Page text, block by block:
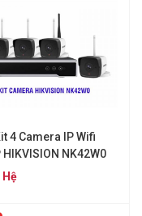
4 Camera IP Wifi
HIKVISION NK42W0
Hệ